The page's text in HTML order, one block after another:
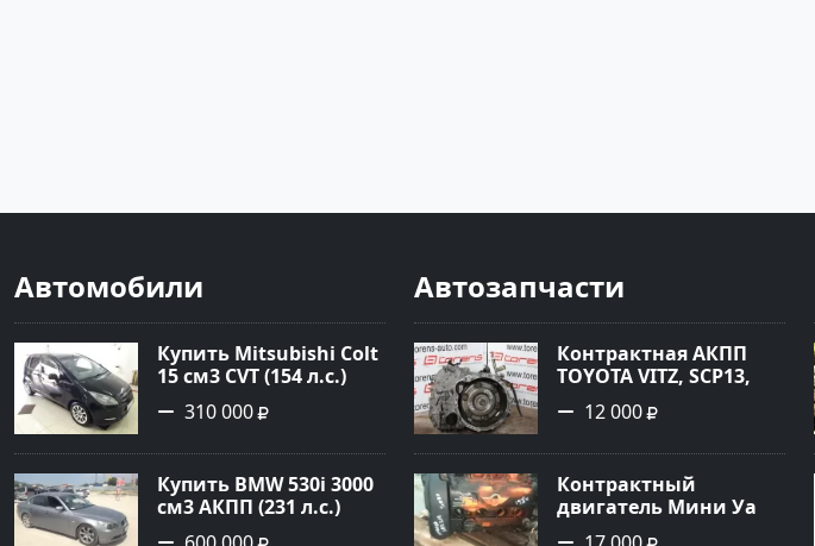
Автомобили
Купить Mitsubishi Colt
15 см3 CVT (154 л.с.)
Бензин турбонаддув в
Краснодар: цвет
цене 310000 рублей,
объявление №18731 на
сайте Авторынок23
310 000
Купить BMW 530i 3000
см3 АКПП (231 л.с.)
Бензин инжектор в
Автозапчасти
Контрактная АКПП
TOYOTA VITZ, SCP13,
2SZ-FE, K410-11A Ростов
12 000
Контрактный
двигатель Мини Уан
1.6 Краснодар